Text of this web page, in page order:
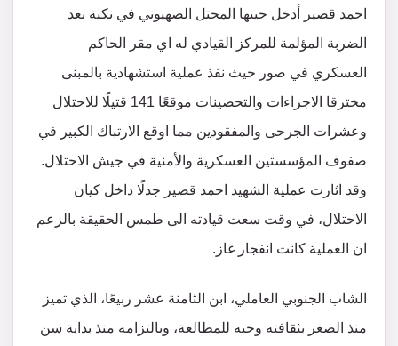
احمد قصير أدخل حينها المحتل الصهيوني في نكبة بعد
الضربة المؤلمة للمركز القيادي له اي مقر الحاكم
العسكري في صور حيث نفذ عملية استشهادية بالمبنى
مخترقا الاجراءات والتحصينات موقعًا 141 قتيلًا للاحتلال
وعشرات الجرحى والمفقودين مما اوقع الارتباك الكبير في
صفوف المؤسستين العسكرية والأمنية في جيش الاحتلال.
وقد اثارت عملية الشهيد احمد قصير جدلًا داخل كيان
الاحتلال، في وقت سعت قيادته الى طمس الحقيقة بالزعم
ان العملية كانت انفجار غاز.
الشاب الجنوبي العاملي، ابن الثامنة عشر ربيعًا، الذي تميز
منذ الصغر بثقافته وحبه للمطالعة، وبالتزامه منذ بداية سن